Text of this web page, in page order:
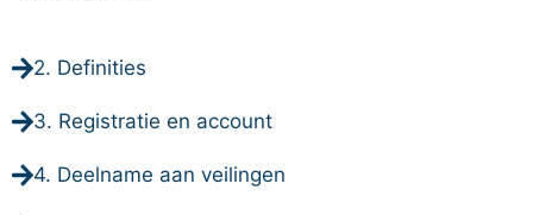
2. Definities
3. Registratie en account
4. Deelname aan veilingen